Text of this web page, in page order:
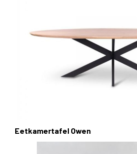
Eetkamertafel Owen